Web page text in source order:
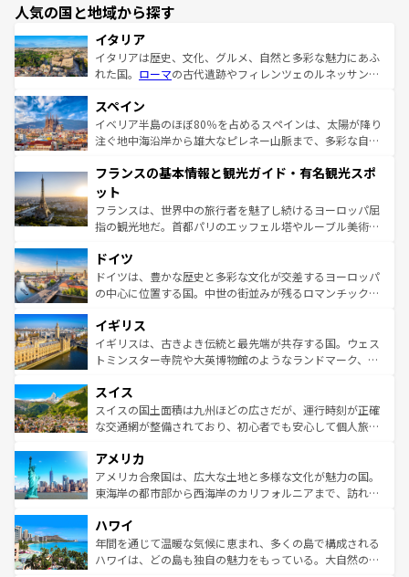
人気の国と地域から探す
イタリア
イタリアは歴史、文化、グルメ、自然と多彩な魅力にあふ
れた国。 ローマの古代遺跡やフィレンツェのルネッサンス
ろん、トスカーナの美しい田園風景やアマルフィ海岸の絶
景など、自然景観も見逃せない。観光の合間には、本場の
ピザやパスタなど、絶品のイタリア料理を堪能することも
ませてくれるイタリアで、忘れられない旅をしてみよう！
なお、新着のイタリア情報は
しい。
スペイン
イベリア半島のほぼ80％を占めるスペインは、太陽が降り
注ぐ地中海沿岸から雄大なピレネー山脈まで、多彩な自然
文化が根付くこの国では、情熱的なフラメンコ、熱気あふ
れる闘牛、そして美味しいタパスが生活の一部となってい
る。首都マドリードの洗練された雰囲気や、バルセロナの
アートに溢れた街角から、地方では古代ローマ遺跡や中世
せる。地方によって風土や気候が異なるスペインはその個
性で訪れる人を魅了する。 なお、新着のスペイン情報は コ
ンテンツ一覧を参照してほしい。
フランスの基本情報と観光ガイド・有名観光スポ
ット
フランスは、世界中の旅行者を魅了し続けるヨーロッパ屈
指の観光地だ。首都パリのエッフェル塔やルーブル美術館
で、幅広い魅力が詰まっている。華麗な宮殿、歴史的な大
聖堂、美しいビーチ、そして豊かな自然が、訪れる者を心
から魅了する。また、フランスは美食の国としても知ら
いる。シャンパンの発祥地であるランス、プロヴァンスの
香り高いラベンダー畑など、多彩な楽しみ方が可能だ。さ
らに、パリ以外の地域にも魅力が溢れており、どの街角に
れる地方に足を運ぶとそれぞれで全く異なる文化を体験で
きるだろう。 なお、新着のフランス情報はコンテンツ一覧
を参照してほしい。
ドイツ
ドイツは、豊かな歴史と多彩な文化が交差するヨーロッパ
の中心に位置する国。中世の街並みが残るロマンチック街
顔を持つこの国は、どこを歩いても飽きることがない。ベ
ルリンの文化的活気、バイエルン州のアルプスの絶景、そ
してライン川沿いのワイン畑といった風景は必見。ビール
は、お酒好きな人にはぜひ体験してほしい。 なお、新着の
ドイツ情報はコンテンツ一覧を参照してほしい。
イギリス
イギリスは、古きよき伝統と最先端が共存する国。ウェス
トミンスター寺院や大英博物館のようなランドマーク、歴
リアごとに異なる魅力がある。また、優雅なアフタヌーン
ティー、ビール好きにはたまらない英国パブ、サッカー観
戦など、本場だからこそできる体験も豊富。イギリスを旅
ンツ一覧を参照してほしい。
スイス
スイスの国土面積は九州ほどの広さだが、運行時刻が正確
な交通網が整備されており、初心者でも安心して個人旅行
の建物がそのまま残る町や、スイスならではのユニークな
博物館もあり、アルプス観光だけでなく町歩きも満喫する
ことができる。国民の所得が高いため物価も高いが、旅行
ば市内交通費無料で観光を楽しむこともできる。 なお、新
着のスイス情報はコンテンツ一覧 を参照してほしい。
アメリカ
アメリカ合衆国は、広大な土地と多様な文化が魅力の国。
東海岸の都市部から西海岸のカリフォルニアまで、訪れる
のような巨大都市は、観光、ショッピング、エンターテイ
ンメントが詰まった刺激的なスポットだ。一方、アメリカ
西部には大自然が広がり、グランドキャニオンやイエロー
ハワイ
年間を通じて温暖な気候に恵まれ、多くの島で構成される
ハワイは、どの島も独自の魅力をもっている。大自然の神